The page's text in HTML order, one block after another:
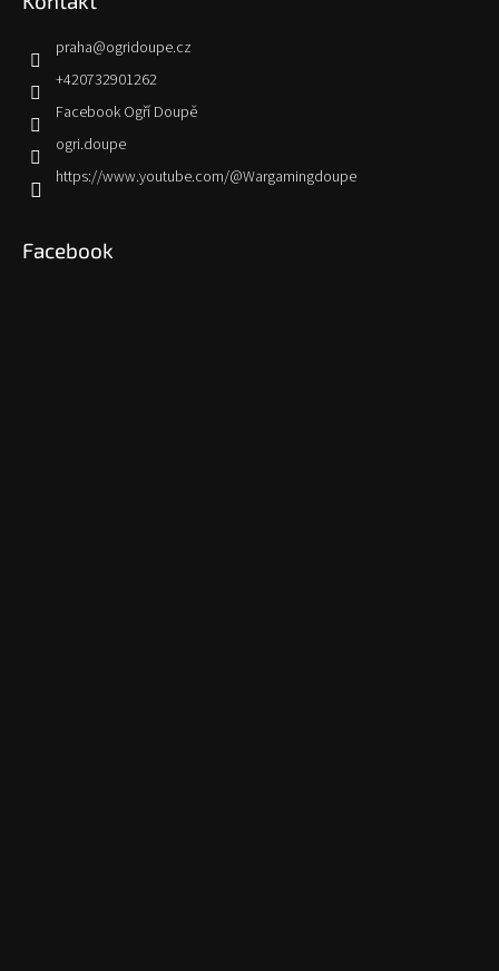
praha@ogridoupe.cz
+420732901262
Facebook Ogří Doupě
ogri.doupe
https://www.youtube.com/@Wargamingdoupe
Facebook